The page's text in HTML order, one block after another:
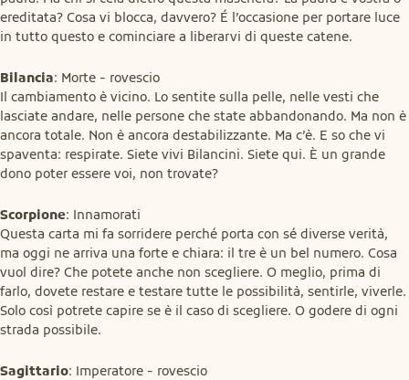
ereditata? Cosa vi blocca, davvero? É l’occasione per portare luce
in tutto questo e cominciare a liberarvi di queste catene.
Bilancia: Morte - rovescio
Il cambiamento è vicino. Lo sentite sulla pelle, nelle vesti che
lasciate andare, nelle persone che state abbandonando. Ma non è
ancora totale. Non è ancora destabilizzante. Ma c’è. E so che vi
spaventa: respirate. Siete vivi Bilancini. Siete qui. È un grande
dono poter essere voi, non trovate?
Scorpione: Innamorati
Questa carta mi fa sorridere perché porta con sé diverse verità,
ma oggi ne arriva una forte e chiara: il tre è un bel numero. Cosa
vuol dire? Che potete anche non scegliere. O meglio, prima di
farlo, dovete restare e testare tutte le possibilità, sentirle, viverle.
Solo così potrete capire se è il caso di scegliere. O godere di ogni
strada possibile.
Sagittario: Imperatore - rovescio